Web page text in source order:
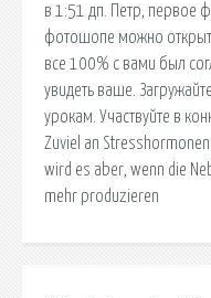
в 1:51 дп. Петр, первое
фотошопе можно
все 100% с вами был
увидеть ваше.
урокам. Участвуйте в
Zuviel an
wird es aber, wenn die
mehr produzieren